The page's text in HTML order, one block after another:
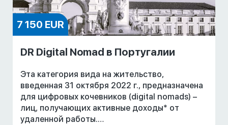
7 150 EUR
DR Digital Nomad в Португалии
Эта категория вида на жительство,
введенная 31 октября 2022 г., предназначена
для цифровых кочевников (digital nomads) –
лиц, получающих активные доходы* от
удаленной работы.